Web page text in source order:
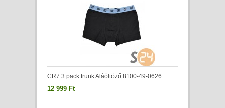
CR7 3 pack trunk Aláöltöző 8100-49-0626
12 999 Ft